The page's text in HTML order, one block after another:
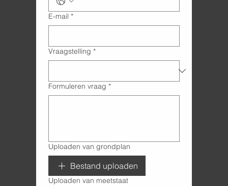
E-mail *
Vraagstelling *
Formuleren vraag *
Uploaden van grondplan
Bestand uploaden
Uploaden van meetstaat